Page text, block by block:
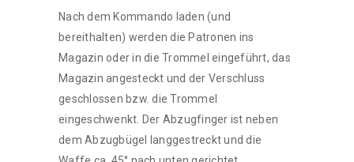
Nach dem Kommando laden (und
bereithalten) werden die Patronen ins
Magazin oder in die Trommel eingeführt, das
Magazin angesteckt und der Verschluss
geschlossen bzw. die Trommel
eingeschwenkt. Der Abzugfinger ist neben
dem Abzugbügel langgestreckt und die